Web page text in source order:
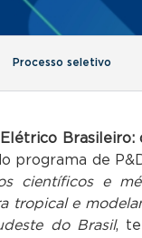
Processo seletivo
programa de
científicos e
tropical e
do Brasil,